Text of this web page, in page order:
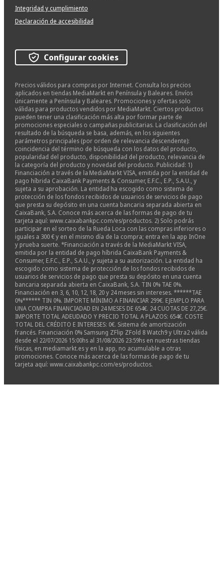
Integridad y cumplimiento
Declaración de accesibilidad
Configurar cookies
Precios válidos para compras por Internet. Consulta los precios
aplicados en tiendas MediaMarkt en Península y Baleares. Envíos
únicamente a Península y Baleares. Promociones y ofertas solo
válidas para productos vendidos por MediaMarkt. Ciertos productos
pueden tener una clasificación más alta por formar parte de
promociones especiales o campañas publicitarias. La clasificación del
resultado de la búsqueda se basa, además, en los siguientes
parámetros principales (por orden de relevancia descendente):
coincidencia del término de búsqueda con los datos del producto,
popularidad del producto, disponibilidad del producto, relevancia de
la categoría del producto y novedad del producto. Publicidad: 1)
Financiación a través de la MediaMarkt VISA, emitida por la entidad de
pago híbrida CaixaBank Payments & Consumer, E.F.C., E.P., S.A.U., y
sujeta a su aprobación. La entidad ha escogido como sistema de
protección de los fondos recibidos de usuarios de servicios de pago
que presta su depósito en una cuenta bancaria separada abierta en
CaixaBank, S.A. Conoce más acerca de las formas de pago de tu
tarjeta aquí: www.caixabankpc.com/es/productos. 2) Solo podrás
participar en el sorteo de la Rueda Loca con las compras inferiores o
iguales a 300 € y en el mismo día de la compra; entra en la app InOne
y prueba suerte. *Financiación a través de la MediaMarkt VISA,
emitida por la entidad de pago híbrida CaixaBank Payments &
Consumer, E.F.C., E.P., S.A.U., y sujeta a su autorización. La entidad ha
escogido como sistema de protección de los fondos recibidos de
usuarios de servicios de pago que presta su depósito en una cuenta
bancaria separada abierta en CaixaBank, S.A. TIN 0% TAE 0%.
Financiación en 3, 6, 10, 12, 18, 20 y 24 meses sin intereses. ******TAE
0%****** TIN 0%. IMPORTE MÍNIMO A FINANCIAR 299€. EJEMPLO PARA
UNA COMPRA FINANCIADAD EN 24 MESES DE 654€. 24 CUOTAS DE 27,25€.
IMPORTE TOTAL ADEUDADO Y PRECIO TOTAL A PLAZOS: 654€. COSTE
TOTAL DEL CRÉDITO E INTERESES: 0€. Sistema de amortización
francés. Financiación 0% Samsung ZFlip ZFold 8 Watch9 y Ultra2 válida
desde el 22/07/2026 15:00hs al 31/08/2026 23:59hs en nuestras tiendas
físicas, en mediamarkt.es y en la app, no acumulable a otras
promociones. Conoce más acerca de las formas de pago de tu
tarjeta aquí: www.caixabankpc.com/es/productos.